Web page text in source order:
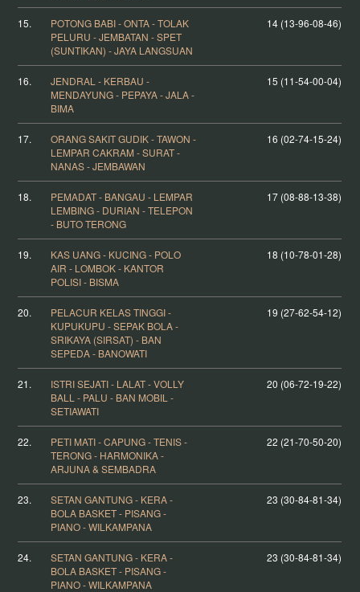
15.
POTONG BABI - ONTA - TOLAK
PELURU - JEMBATAN - SPET
(SUNTIKAN) - JAYA LANGSUAN
14 (13-96-08-46)
16.
JENDRAL - KERBAU -
MENDAYUNG - PEPAYA - JALA -
BIMA
15 (11-54-00-04)
17.
ORANG SAKIT GUDIK - TAWON -
LEMPAR CAKRAM - SURAT -
NANAS - JEMBAWAN
16 (02-74-15-24)
18.
PEMADAT - BANGAU - LEMPAR
LEMBING - DURIAN - TELEPON
- BUTO TERONG
17 (08-88-13-38)
19.
KAS UANG - KUCING - POLO
AIR - LOMBOK - KANTOR
POLISI - BISMA
18 (10-78-01-28)
20.
PELACUR KELAS TINGGI -
KUPUKUPU - SEPAK BOLA -
SRIKAYA (SIRSAT) - BAN
SEPEDA - BANOWATI
19 (27-62-54-12)
21.
ISTRI SEJATI - LALAT - VOLLY
BALL - PALU - BAN MOBIL -
SETIAWATI
20 (06-72-19-22)
22.
PETI MATI - CAPUNG - TENIS -
TERONG - HARMONIKA -
ARJUNA & SEMBADRA
22 (21-70-50-20)
23.
SETAN GANTUNG - KERA -
BOLA BASKET - PISANG -
PIANO - WILKAMPANA
23 (30-84-81-34)
24.
SETAN GANTUNG - KERA -
BOLA BASKET - PISANG -
PIANO - WILKAMPANA
23 (30-84-81-34)